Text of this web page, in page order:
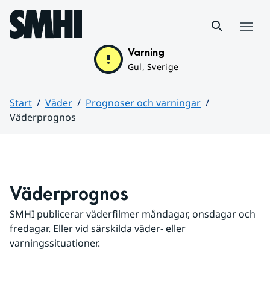
Hoppa till sidans innehåll
Varning
Gul, Sverige
Start Väder
Prognoser och varningar
Väderprognos
Väderprognos
SMHI publicerar väderfilmer måndagar, onsdagar och
fredagar. Eller vid särskilda väder- eller
varningssituationer.